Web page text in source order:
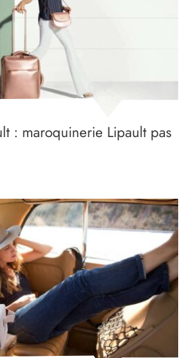
: maroquinerie Lipault pas